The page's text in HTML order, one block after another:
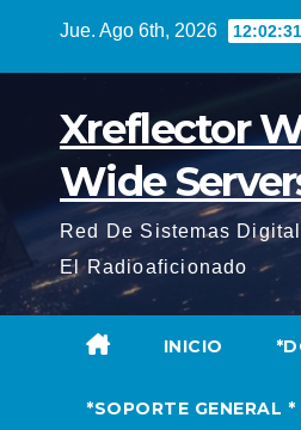
Jue. Ago 6th, 2026
Xreflector
Wide
Red De Sistemas
El Radioaficionado
INICIO
*SOPORTE GENERAL *